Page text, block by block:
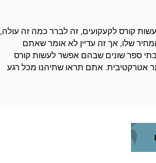
קורס לקעקועים, זה לברר כמה זה עולה,
שלו, אך זה עדיין לא אומר שאתם
ספר שונים שבהם אפשר לעשות קורס
אטרקטיבית. אתם תראו שתיהנו מכל רגע